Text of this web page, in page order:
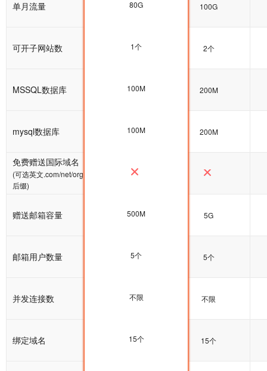
单月流量 80G 100G
可开子网站数 1个 2个
MSSQL数据库 100M 200M
mysql数据库 100M 200M
免费赠送国际域名
(可选英文.com/net/org
后缀)
赠送邮箱容量 5G 5G
邮箱用户数量 5个 5个
并发连接数 不限 不限
绑定域名 15个 15个
80G
1个
100M
100M
500M
5个
不限
15个